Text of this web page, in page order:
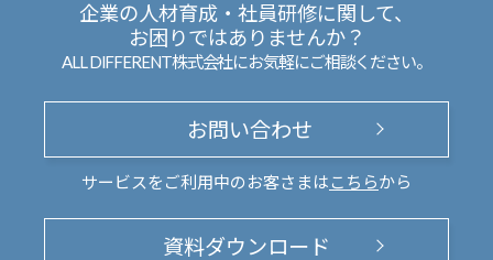
企業の人材育成・社員研修に関して、
お困りではありませんか？
ALL DIFFERENT株式会社にお気軽にご相談ください。
お問い合わせ
サービスをご利用中のお客さまは こちらから
資料ダウンロード